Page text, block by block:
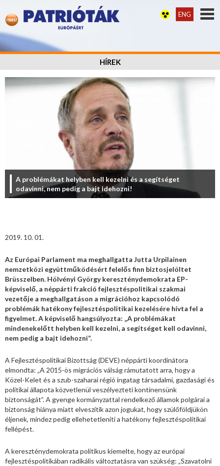
ENG
HÍREK
A problémákat helyben kell kezelni és a segítséget
odavinni, nem pedig a bajt idehozni!
2019. 10. 01.
Az Európai Parlament ma meghallgatta Jutta Urpilainen
nemzetközi együttműködésért felelős finn biztosjelöltet
Brüsszelben. Hölvényi György kereszténydemokrata EP-
képviselő, a néppárti frakció fejlesztéspolitikai szakmai
vezetője a meghallgatáson a migrációhoz kapcsolódó
problémák hatékony fejlesztéspolitikai kezelésére hívta fel a
figyelmet. A képviselő hangsúlyozta: „A problémákat
mindenekelőtt helyben kell kezelni, a segítséget kell odavinni,
nem pedig a bajt idehozni”.
A Fejlesztéspolitikai Bizottság (DEVE) néppárti koordinátora
elmondta: „A 2015-ös migrációs válság rámutatott arra, hogy a
Közel-Kelet és a szub-szaharai régió ingatag társadalmi, gazdasági és
politikai állapota közvetlenül veszélyezteti kontinensünk
biztonságát”. A gyenge kormányzattal rendelkező államok polgárai a
biztonság hiánya miatt elveszítik azon jogukat, hogy szülőföldjükön
éljenek, mindez pedig ellehetetleníti a hatékony fejlesztéspolitikai
fellépést.
A kereszténydemokrata politikus kiemelte, hogy az európai
fejlesztéspolitikában radikális változtatásra van szükség: „Szavatolni